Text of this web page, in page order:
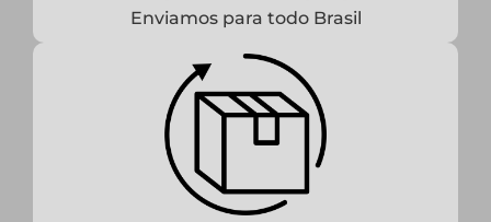
Enviamos para todo Brasil